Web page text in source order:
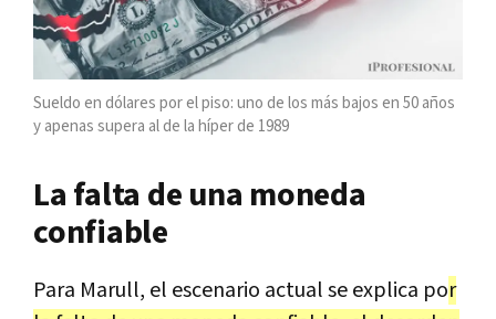
Sueldo en dólares por el piso: uno de los más bajos en 50 años
y apenas supera al de la híper de 1989
La falta de una moneda
confiable
Para Marull, el escenario actual se explica por